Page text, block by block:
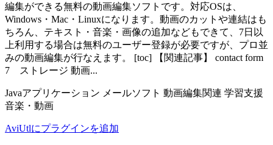
編集ができる無料の動画編集ソフトです。対応OSは、
Windows・Mac・Linuxになります。動画のカットや連結はも
ちろん、テキスト・音楽・画像の追加などもできて、7日以
上利用する場合は無料のユーザー登録が必要ですが、プロ並
みの動画編集が行なえます。 [toc] 【関連記事】 contact form
7 ストレージ 動画...
Javaアプリケーション メールソフト 動画編集関連 学習支援
音楽・動画
AviUtlにプラグインを追加